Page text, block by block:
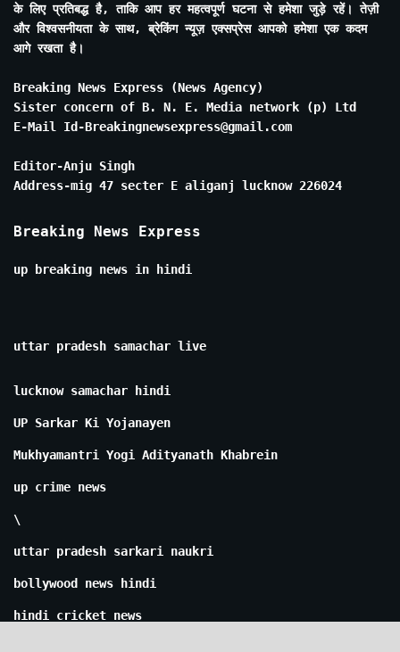
के लिए प्रतिबद्ध है, ताकि आप हर महत्वपूर्ण घटना से हमेशा जुड़े रहें। तेज़ी
और विश्वसनीयता के साथ, ब्रेकिंग न्यूज़ एक्सप्रेस आपको हमेशा एक कदम
आगे रखता है।
Breaking News Express (News Agency)
Sister concern of B. N. E. Media network (p) Ltd
E-Mail Id-Breakingnewsexpress@gmail.com
Editor-Anju Singh
Address-mig 47 secter E aliganj lucknow 226024
Breaking News Express
up breaking news in hindi
uttar pradesh samachar live
lucknow samachar hindi
UP Sarkar Ki Yojanayen
Mukhyamantri Yogi Adityanath Khabrein
up crime news
\
uttar pradesh sarkari naukri
bollywood news hindi
hindi cricket news